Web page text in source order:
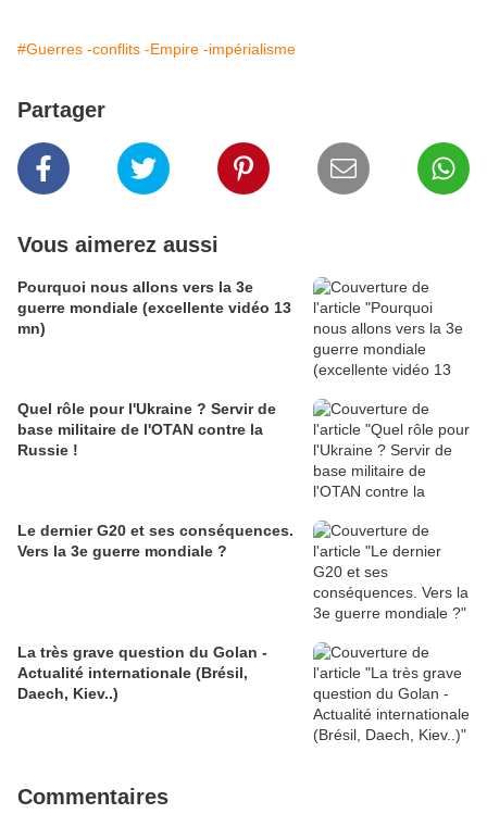
#Guerres -conflits -Empire -impérialisme
Partager
Vous aimerez aussi
Pourquoi nous allons vers la 3e
guerre mondiale (excellente vidéo 13
mn)
Quel rôle pour l'Ukraine ? Servir de
base militaire de l'OTAN contre la
Russie !
Le dernier G20 et ses conséquences.
Vers la 3e guerre mondiale ?
La très grave question du Golan -
Actualité internationale (Brésil,
Daech, Kiev..)
Commentaires